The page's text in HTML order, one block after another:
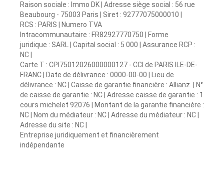
Raison sociale : Immo DK | Adresse siège social : 56 rue
Beaubourg - 75003 Paris | Siret : 92777075000010 |
RCS : PARIS | Numero TVA
Intracommunautaire : FR82927770750 | Forme
juridique : SARL | Capital social : 5 000 | Assurance RCP :
NC |
Carte T : CPI75012026000000127 - CCI de PARIS ILE-DE-
FRANC | Date de délivrance : 0000-00-00 | Lieu de
délivrance : NC | Caisse de garantie financière : Allianz. | N°
de caisse de garantie : NC | Adresse caisse de garantie : 1
cours michelet 92076 | Montant de la garantie financière :
NC | Nom du médiateur : NC | Adresse du médiateur : NC |
Adresse du site : NC |
Entreprise juridiquement et financièrement
indépendante